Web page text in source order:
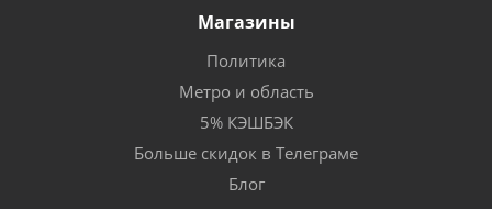
Магазины
Политика
Метро и область
5% КЭШБЭК
Больше скидок в Телеграме
Блог